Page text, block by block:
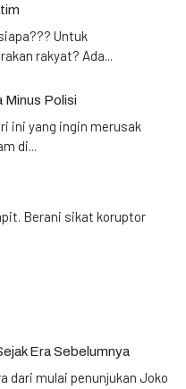
Untuk
rakyat? Ada...
Minus Polisi
ini yang ingin merusak
di...
Berani sikat koruptor
Era Sebelumnya
dari mulai penunjukan Joko